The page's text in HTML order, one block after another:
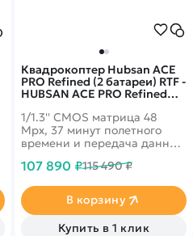
Квадрокоптер Hubsan ACE
PRO Refined (2 батареи) RTF -
HUBSAN ACE PRO Refined
1/1.3'' CMOS матрица 48
Mpx, 37 минут полетного
времени и передача данных
HDR 30fps и трансляция
Возможностью цифровой
передачи изображений
Syncreas 4.0.
107 890 ₽115 490 ₽
В корзину
Купить в 1 клик